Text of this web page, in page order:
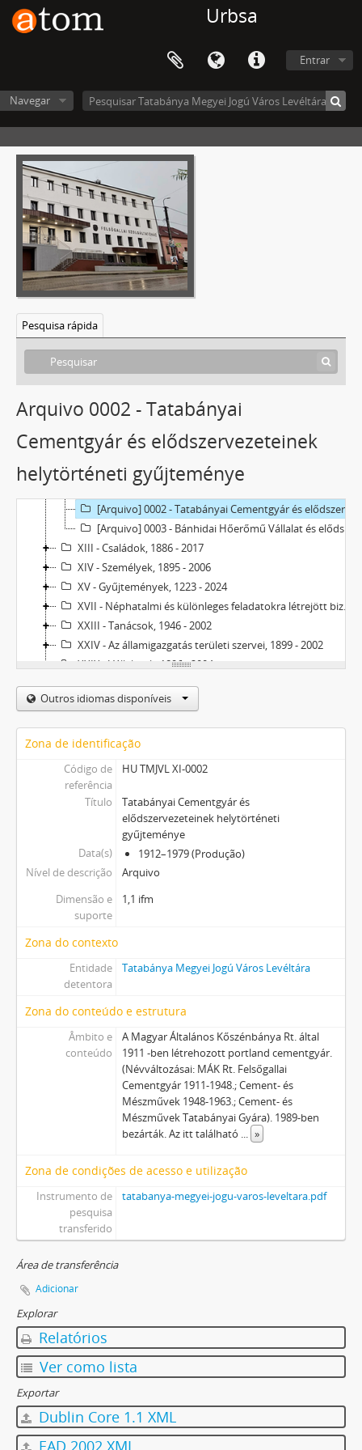
Urbsa
Entrar
Navegar
Pesquisa rápida
Arquivo 0002 - Tatabányai
Cementgyár és elődszervezeteinek
helytörténeti gyűjteménye
Tatabánya Megyei Jogú Város Levéltára
V - Mezővárosok, 1774 - 1969
VIII - Intézetek, Intézmények, 1906 - 2023
X - Egyesületek, 1896 - 2023
XI - Gazdasági szervek, 1912 - 1979
[Arquivo] 0002 - Tatabányai Cementgyár és elődszervezeteinek helytörténeti gyűjteménye, 1912–1979
[Arquivo] 0003 - Bánhidai Hőerőmű Vállalat és elődszervezeteinek helytörténeti gyűjteménye, 1929–1981
XIII - Családok, 1886 - 2017
XIV - Személyek, 1895 - 2006
XV - Gyűjtemények, 1223 - 2024
XVII - Néphatalmi és különleges feladatokra létrejött bizottságok, 1945 - 1949
XXIII - Tanácsok, 1946 - 2002
XXIV - Az államigazgatás területi szervei, 1899 - 2002
XXIX - Vállalatok, 1896 - 2004
XXXIII - Külön intézkedéssel levéltárba utalt iratok, 1895 - 2014
XXXVII - MJV önkormányzatok, 1990 - 2012
Outros idiomas disponíveis
Zona de identificação
Código de
referência
HU TMJVL XI-0002
Título
Tatabányai Cementgyár és
elődszervezeteinek helytörténeti
gyűjteménye
Data(s)
1912–1979 (Produção)
Nível de descrição
Arquivo
Dimensão e
suporte
1,1 ifm
Zona do contexto
Entidade
detentora
Tatabánya Megyei Jogú Város Levéltára
Zona do conteúdo e estrutura
Âmbito e
conteúdo
A Magyar Általános Kőszénbánya Rt. által
1911 -ben létrehozott portland cementgyár.
(Névváltozásai: MÁK Rt. Felsőgallai
Cementgyár 1911-1948.; Cement- és
Mészművek 1948-1963.; Cement- és
Mészművek Tatabányai Gyára). 1989-ben
bezárták. Az itt található ... »
Zona de condições de acesso e utilização
Instrumento de
pesquisa
transferido
tatabanya-megyei-jogu-varos-leveltara.pdf
Área de transferência
Adicionar
Explorar
Relatórios
Ver como lista
Exportar
Dublin Core 1.1 XML
EAD 2002 XML